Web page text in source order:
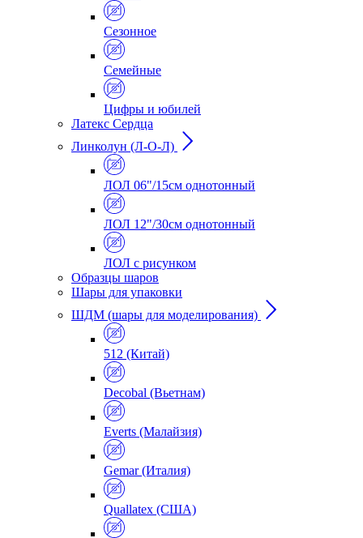
Сезонное
Семейные
Цифры и юбилей
Латекс Сердца
Линколун (Л-О-Л)
ЛОЛ 06"/15см однотонный
ЛОЛ 12"/30см однотонный
ЛОЛ с рисунком
Образцы шаров
Шары для упаковки
ШДМ (шары для моделирования)
512 (Китай)
Decobal (Вьетнам)
Everts (Малайзия)
Gemar (Италия)
Quallatex (США)